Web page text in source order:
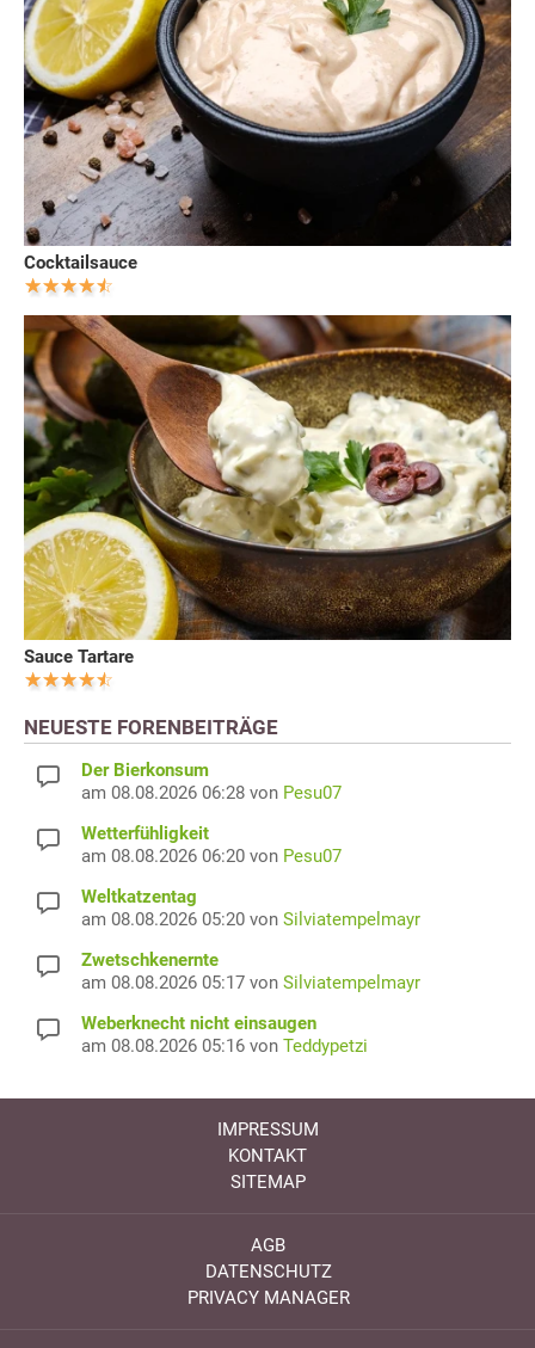
Cocktailsauce
Sauce Tartare
NEUESTE FORENBEITRÄGE
Der Bierkonsum
am 08.08.2026 06:28 von Pesu07
Wetterfühligkeit
am 08.08.2026 06:20 von Pesu07
Weltkatzentag
am 08.08.2026 05:20 von Silviatempelmayr
Zwetschkenernte
am 08.08.2026 05:17 von Silviatempelmayr
Weberknecht nicht einsaugen
am 08.08.2026 05:16 von Teddypetzi
IMPRESSUM
KONTAKT
SITEMAP
AGB
DATENSCHUTZ
PRIVACY MANAGER